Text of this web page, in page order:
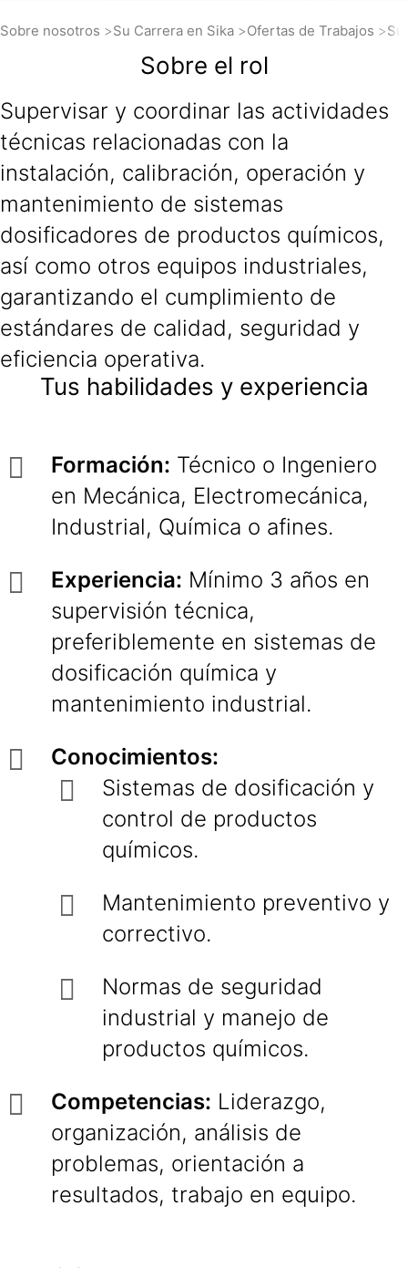
Sobre nosotros Su Carrera en Sika Ofertas de Trabajos
Sobre el rol
Supervisar y coordinar las actividades
técnicas relacionadas con la
instalación, calibración, operación y
mantenimiento de sistemas
dosificadores de productos químicos,
así como otros equipos industriales,
garantizando el cumplimiento de
estándares de calidad, seguridad y
eficiencia operativa.
Tus habilidades y experiencia
Formación: Técnico o Ingeniero
en Mecánica, Electromecánica,
Industrial, Química o afines.
Experiencia: Mínimo 3 años en
supervisión técnica,
preferiblemente en sistemas de
dosificación química y
mantenimiento industrial.
Conocimientos:
Sistemas de dosificación y
control de productos
químicos.
Mantenimiento preventivo y
correctivo.
Normas de seguridad
industrial y manejo de
productos químicos.
Competencias: Liderazgo,
organización, análisis de
problemas, orientación a
resultados, trabajo en equipo.